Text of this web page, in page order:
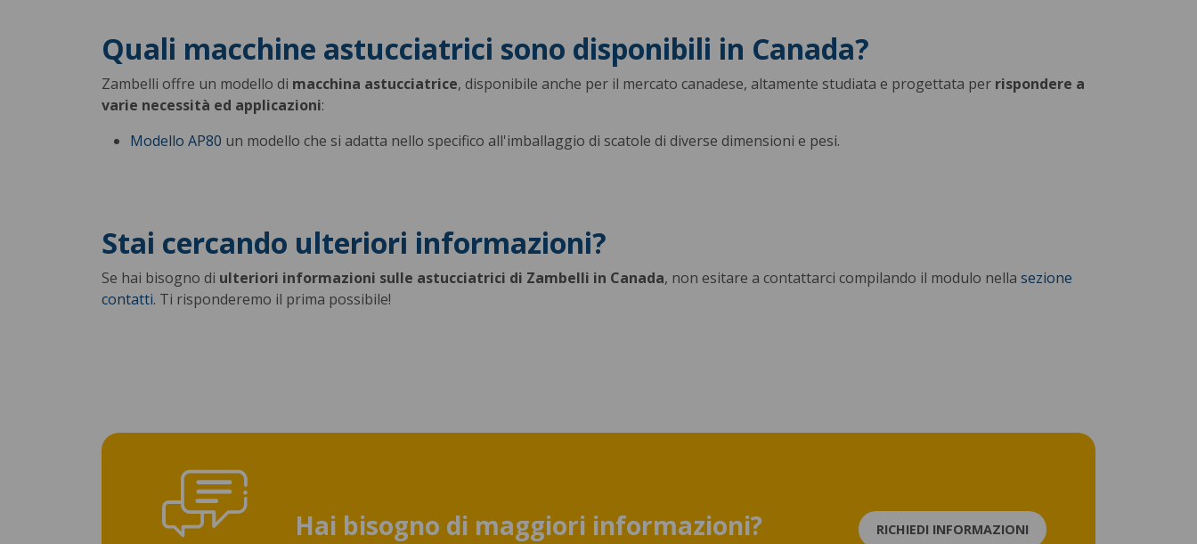
Quali macchine astucciatrici sono disponibili in Canada?
Zambelli offre un modello di macchina astucciatrice, disponibile anche per il mercato canadese, altamente studiata e progettata per rispondere a
varie necessità ed applicazioni:
Modello AP80 un modello che si adatta nello specifico all'imballaggio di scatole di diverse dimensioni e pesi.
Stai cercando ulteriori informazioni?
Se hai bisogno di ulteriori informazioni sulle astucciatrici di Zambelli in Canada, non esitare a contattarci compilando il modulo nella sezione
contatti. Ti risponderemo il prima possibile!
Hai bisogno di maggiori informazioni? RICHIEDI INFORMAZIONI